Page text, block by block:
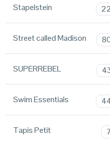
Stapelstein 22
Street called Madison
SUPERREBEL
Swim Essentials
Tapis Petit 7